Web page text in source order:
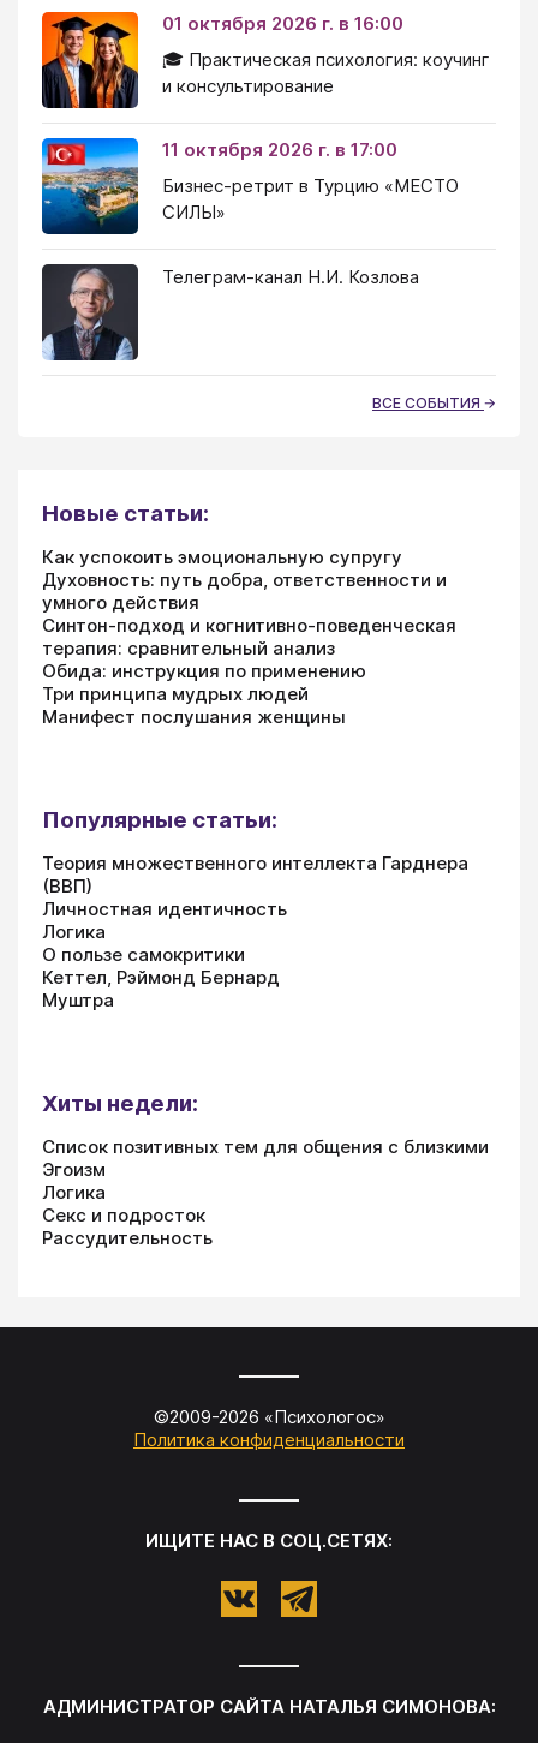
01 октября 2026 г. в 16:00
🎓 Практическая психология: коучинг
и консультирование
11 октября 2026 г. в 17:00
Бизнес-ретрит в Турцию «МЕСТО
СИЛЫ»
Телеграм-канал Н.И. Козлова
ВСЕ СОБЫТИЯ
Новые статьи:
Как успокоить эмоциональную супругу
Духовность: путь добра, ответственности и
умного действия
Синтон-подход и когнитивно-поведенческая
терапия: сравнительный анализ
Обида: инструкция по применению
Три принципа мудрых людей
Манифест послушания женщины
Популярные статьи:
Теория множественного интеллекта Гарднера
(ВВП)
Личностная идентичность
Логика
О пользе самокритики
Кеттел, Рэймонд Бернард
Муштра
Хиты недели:
Список позитивных тем для общения с близкими
Эгоизм
Логика
Секс и подросток
Рассудительность
©2009-2026 «Психологос»
Политика конфиденциальности
ИЩИТЕ НАС В СОЦ.СЕТЯХ:
АДМИНИСТРАТОР САЙТА НАТАЛЬЯ СИМОНОВА: